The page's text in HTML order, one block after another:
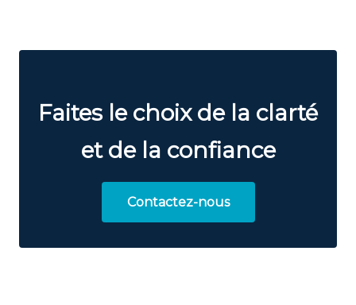
Faites le choix de la clarté
et de la confiance
Contactez-nous